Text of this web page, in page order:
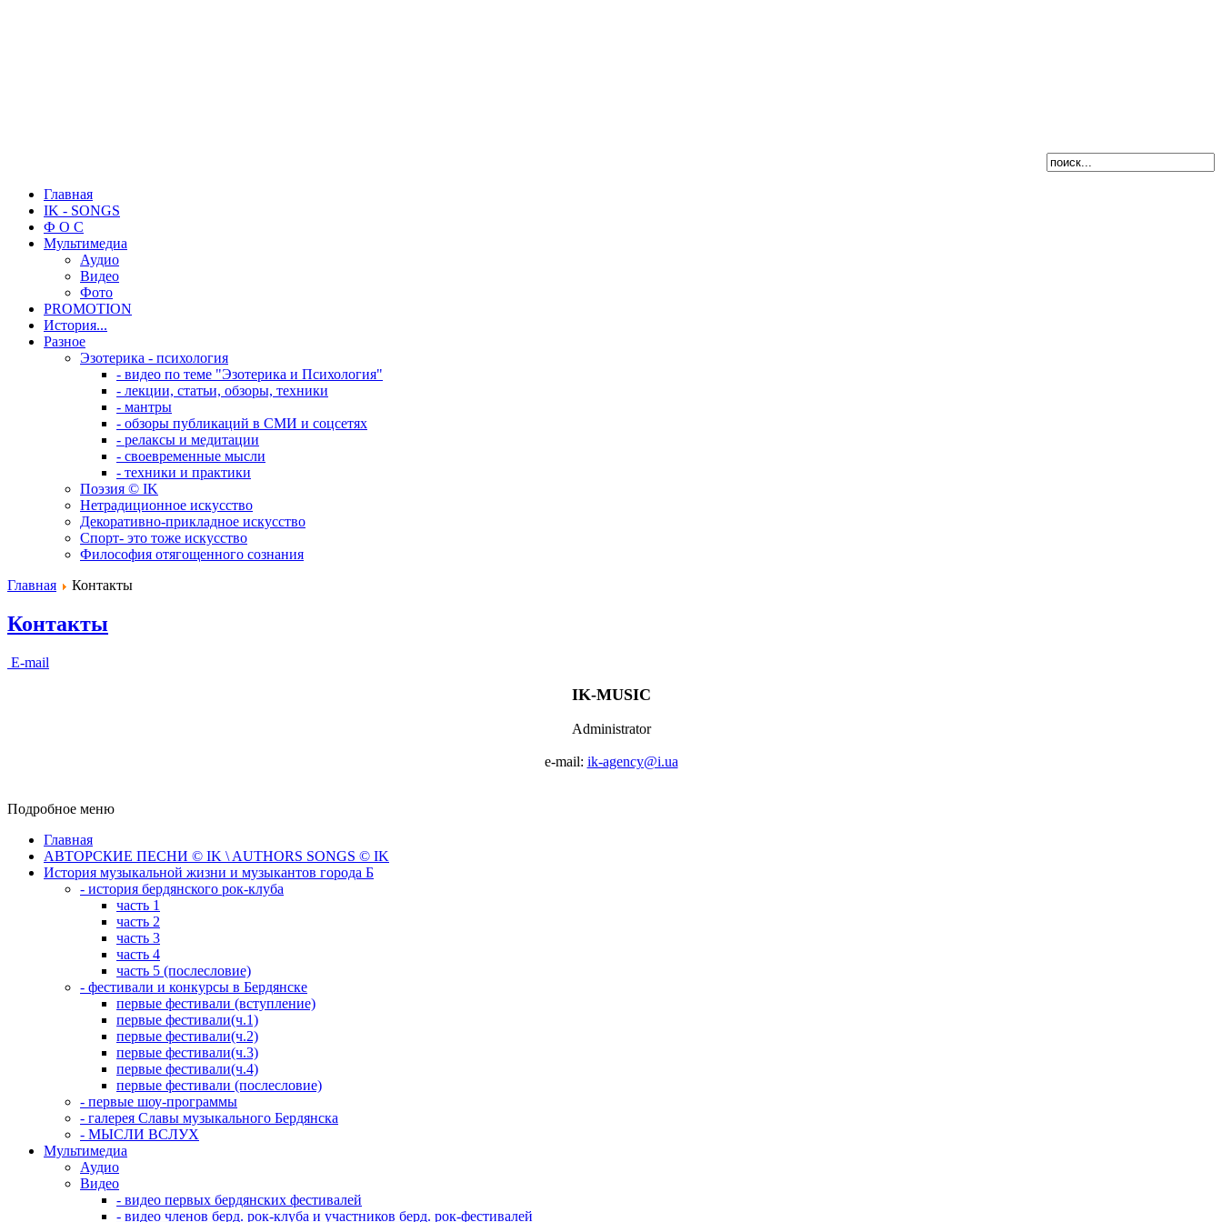
Главная
IK - SONGS
Ф О С
Мультимедиа
Аудио
Видео
Фото
PROMOTION
История...
Разное
Эзотерика - психология
- видео по теме "Эзотерика и Психология"
- лекции, статьи, обзоры, техники
- мантры
- обзоры публикаций в СМИ и соцсетях
- релаксы и медитации
- своевременные мысли
- техники и практики
Поэзия © IK
Нетрадиционное искусство
Декоративно-прикладное искусство
Спорт- это тоже искусство
Философия отягощенного сознания
Главная
Контакты
Контакты
E-mail
IK-MUSIC
Administrator
e-mail: ik-agency@i.ua
Подробное меню
Главная
АВТОРСКИЕ ПЕСНИ © IK \ AUTHORS SONGS © IK
История музыкальной жизни и музыкантов города Б
- история бердянского рок-клуба
часть 1
часть 2
часть 3
часть 4
часть 5 (послесловие)
- фестивали и конкурсы в Бердянске
первые фестивали (вступление)
первые фестивали(ч.1)
первые фестивали(ч.2)
первые фестивали(ч.3)
первые фестивали(ч.4)
первые фестивали (послесловие)
- первые шоу-программы
- галерея Славы музыкального Бердянска
- МЫСЛИ ВСЛУХ
Мультимедиа
Аудио
Видео
- видео первых бердянских фестивалей
- видео членов берд. рок-клуба и участников берд. рок-фестивалей